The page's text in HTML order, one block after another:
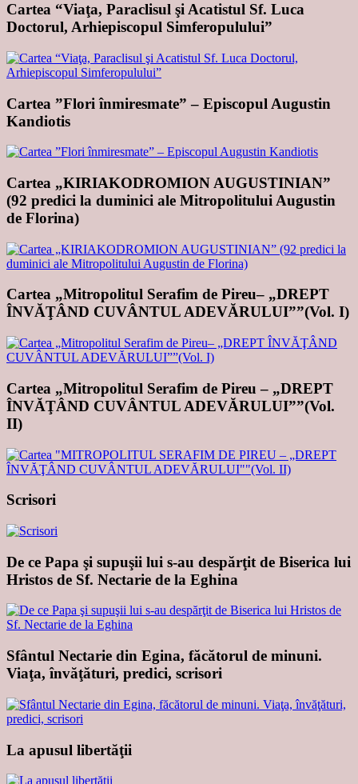
Cartea “Viaţa, Paraclisul şi Acatistul Sf. Luca
Doctorul, Arhiepiscopul Simferopulului”
Cartea ”Flori înmiresmate” – Episcopul Augustin
Kandiotis
Cartea „KIRIAKODROMION AUGUSTINIAN”
(92 predici la duminici ale Mitropolitului Augustin
de Florina)
Cartea „Mitropolitul Serafim de Pireu– „DREPT
ÎNVĂŢÂND CUVÂNTUL ADEVĂRULUI””(Vol. I)
Cartea „Mitropolitul Serafim de Pireu – „DREPT
ÎNVĂŢÂND CUVÂNTUL ADEVĂRULUI””(Vol.
II)
Scrisori
De ce Papa şi supuşii lui s-au despărţit de Biserica lui
Hristos de Sf. Nectarie de la Eghina
Sfântul Nectarie din Egina, făcătorul de minuni.
Viaţa, învăţături, predici, scrisori
La apusul libertăţii